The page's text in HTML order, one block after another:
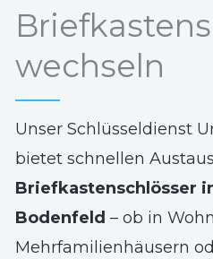
wechseln
Unser Schlüsseldienst
bietet schnellen
Briefkastenschlösser
Bodenfeld – ob in
Mehrfamilienhäusern